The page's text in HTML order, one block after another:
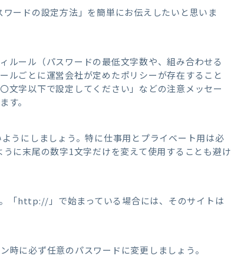
ードの設定方法」を簡単にお伝えしたいと思いま
ルール（パスワードの最低文字数や、組み合わせる
ルごとに運営会社が定めたポリシーが存在すること
文字以下で設定してください」などの注意メッセー
す。
うにしましょう。特に仕事用とプライベート用は必
に末尾の数字1文字だけを変えて使用することも避け
「http://」で始まっている場合には、そのサイトは
に必ず任意のパスワードに変更しましょう。